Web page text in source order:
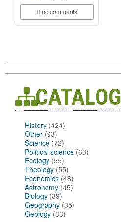
no comments
CATALOG
History (424)
Other (93)
Science (72)
Political science (63)
Ecology (55)
Theology (55)
Economics (48)
Astronomy (45)
Biology (39)
Geography (35)
Geology (33)